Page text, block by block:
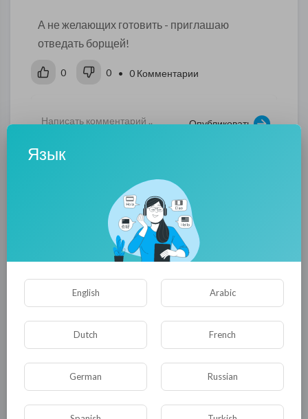
А не желающих готовить - приглашаю
отведать борщей!
0 0 • 0 Комментарии
Опубликовать
Комментариев нет
Язык
English Arabic
Dutch French
German Russian